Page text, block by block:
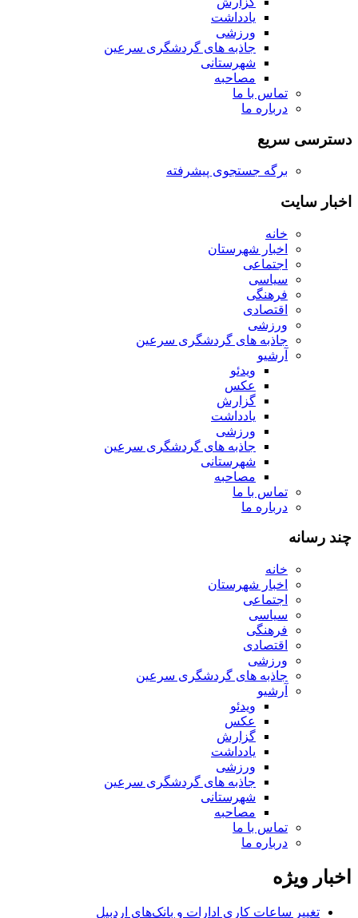
یادداشت
ورزشی
جاذبه های گردشگری سرعین
شهرستانی
مصاحبه
تماس با ما
درباره ما
دسترسی سریع
برگه جستجوی پیشرفته
اخبار سایت
خانه
اخبار شهرستان
اجتماعی
سیاسی
فرهنگی
اقتصادی
ورزشی
جاذبه های گردشگری سرعین
آرشیو
ویدئو
عکس
گزارش
یادداشت
ورزشی
جاذبه های گردشگری سرعین
شهرستانی
مصاحبه
تماس با ما
درباره ما
چند رسانه
خانه
اخبار شهرستان
اجتماعی
سیاسی
فرهنگی
اقتصادی
ورزشی
جاذبه های گردشگری سرعین
آرشیو
ویدئو
عکس
گزارش
یادداشت
ورزشی
جاذبه های گردشگری سرعین
شهرستانی
مصاحبه
تماس با ما
درباره ما
اخبار ویژه
تغییر ساعات کاری ادارات و بانک‌های اردبیل